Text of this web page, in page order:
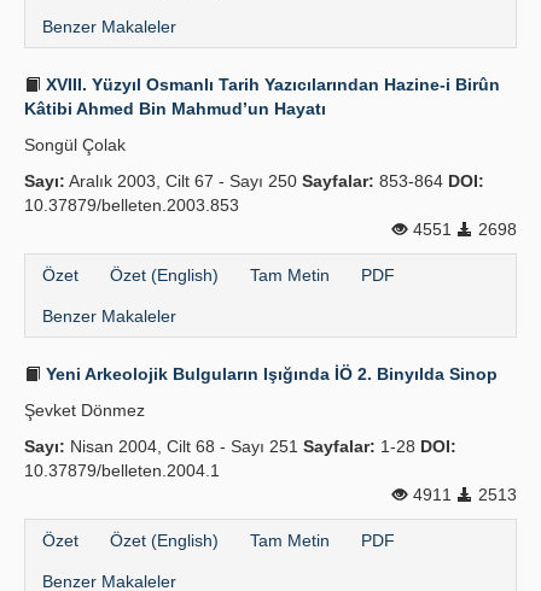
Benzer Makaleler
XVIII. Yüzyıl Osmanlı Tarih Yazıcılarından Hazine-i Birûn
Kâtibi Ahmed Bin Mahmud’un Hayatı
Songül Çolak
Sayı: Aralık 2003, Cilt 67 - Sayı 250 Sayfalar: 853-864 DOI:
10.37879/belleten.2003.853
4551
2698
Özet Özet (English) Tam Metin PDF
Benzer Makaleler
Yeni Arkeolojik Bulguların Işığında İÖ 2. Binyılda Sinop
Şevket Dönmez
Sayı: Nisan 2004, Cilt 68 - Sayı 251 Sayfalar: 1-28 DOI:
10.37879/belleten.2004.1
4911
2513
Özet Özet (English) Tam Metin PDF
Benzer Makaleler